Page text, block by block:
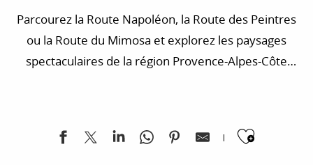
SÉJOURNER
Parcourez la Route Napoléon, la Route des Peintres
ou la Route du Mimosa et explorez les paysages
spectaculaires de la région Provence-Alpes-Côte